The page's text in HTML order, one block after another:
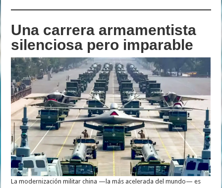
Una carrera armamentista
silenciosa pero imparable
La modernización militar china —la más acelerada del mundo— es